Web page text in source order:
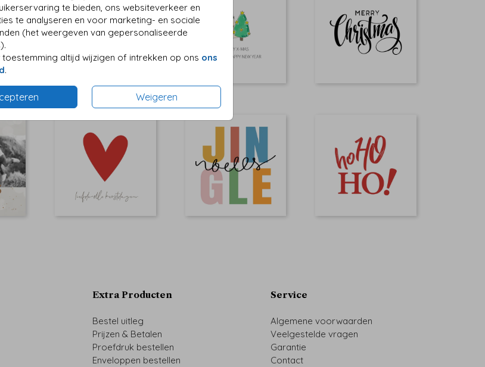
te bieden, ons websiteverkeer en
te analyseren en voor marketing- en sociale
(het weergeven van gepersonaliseerde
toestemming altijd wijzigen of intrekken op ons ons
.
Weigeren
Extra Producten
Bestel uitleg
Prijzen & Betalen
Proefdruk bestellen
Enveloppen bestellen
Service
Algemene voorwaarden
Veelgestelde vragen
Garantie
Contact